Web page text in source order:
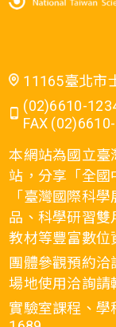
11165臺北市
(02)6610-
FAX
本網站為國立臺
站，分享「全
「臺灣國際科
品、科學研習雙
教材等豐富數位
團體參觀預約
場地使用洽詢請
實驗室課程、學